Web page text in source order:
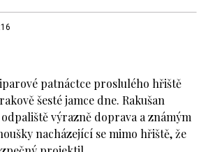
patnáctce proslulého hřiště
šesté jamce dne. Rakušan
výrazně doprava a známým
nacházející se mimo hřiště, že